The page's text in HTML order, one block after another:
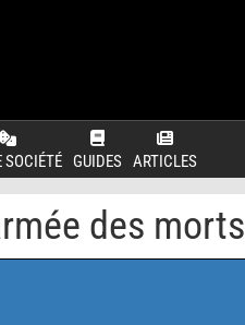
SOCIÉTÉ GUIDES ARTICLES
des morts